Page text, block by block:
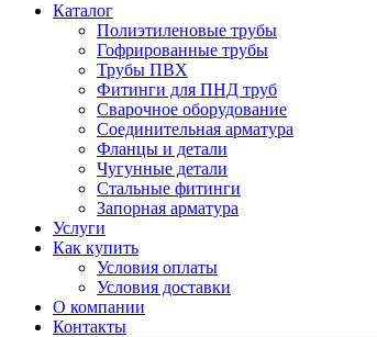
Каталог
Полиэтиленовые трубы
Гофрированные трубы
Трубы ПВХ
Фитинги для ПНД труб
Сварочное оборудование
Соединительная арматура
Фланцы и детали
Чугунные детали
Стальные фитинги
Запорная арматура
Услуги
Как купить
Условия оплаты
Условия доставки
О компании
Контакты